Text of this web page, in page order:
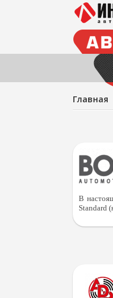
Главная
В
Standard